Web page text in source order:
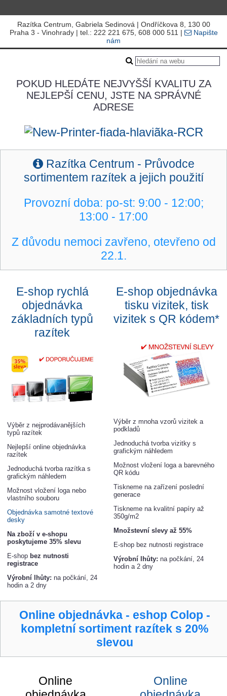
Razítka Centrum, Gabriela Sedinová | Ondříčkova 8, 130 00
Praha 3 - Vinohrady | tel.: 222 221 675, 608 000 511 |
Napište
nám
POKUD HLEDÁTE NEJVYŠŠÍ KVALITU ZA
NEJLEPŠÍ CENU, JSTE NA SPRÁVNÉ
ADRESE
Razítka Centrum - Průvodce
sortimentem razítek a jejich použití
Provozní doba: po-st: 9:00 - 12:00;
13:00 - 17:00
Z důvodu nemoci zavřeno, otevřeno od
22.1.
E-shop objednávka
tisku vizitek, tisk
vizitek s QR kódem*
Výběr z mnoha vzorů vizitek a
podkladů
Jednoduchá tvorba vizitky s
grafickým náhledem
Možnost vložení loga a barevného
QR kódu
Tiskneme na zařízení poslední
generace
Tiskneme na kvalitní papíry až
350g/m2
Množstevní slevy až 55%
E-shop bez nutnosti registrace
Výrobní lhůty: na počkání, 24
hodin a 2 dny
E-shop rychlá
objednávka
základních typů
razítek
Výběr z nejprodávanějších
typů razítek
Nejlepší online objednávka
razítek
Jednoduchá tvorba razítka s
grafickým náhledem
Možnost vložení loga nebo
vlastního souboru
Objednávka samotné textové
desky
Na zboží v e-shopu
poskytujeme 35% slevu
E-shop bez nutnosti
registrace
Výrobní lhůty: na počkání, 24
hodin a 2 dny
Online objednávka - eshop Colop -
kompletní sortiment razítek s 20%
slevou
Online
Online